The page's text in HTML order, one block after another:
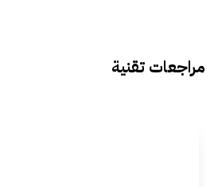
مراجعات تقنية